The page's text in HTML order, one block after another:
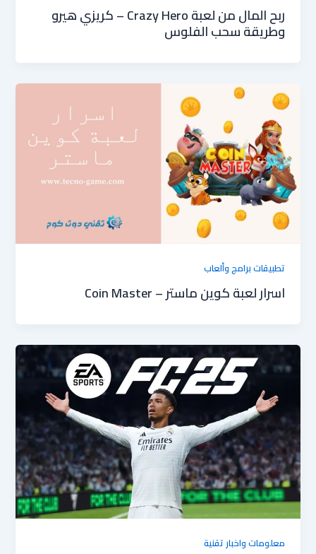
ربح المال من لعبة Crazy Hero – كريزي هيرو
وطريقة سحب الفلوس
تطبيقات برامج وألعاب
اسرار لعبة كوين ماستر – Coin Master
معلومات واخبار تقنية